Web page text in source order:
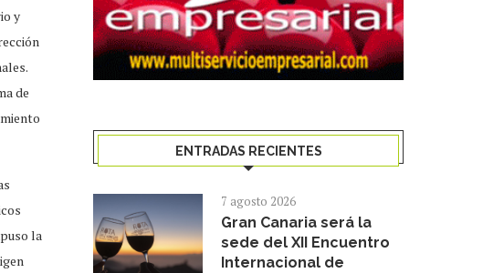
y
de
la
ENTRADAS RECIENTES
7 agosto 2026
Gran Canaria será la
sede del XII Encuentro
Internacional de